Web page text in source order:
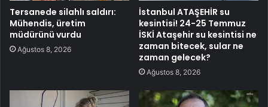
Tersanede silahlı saldırı:
Mühendis, üretim
müdürünü vurdu
Ağustos 8, 2026
İstanbul ATAŞEHİR su
kesintisi! 24-25 Temmuz
İSKİ Ataşehir su kesintisi ne
zaman bitecek, sular ne
zaman gelecek?
Ağustos 8, 2026